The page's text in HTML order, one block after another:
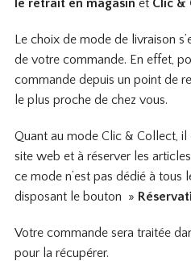
le retrait en magasin et Clic &
Le choix de mode de livraison
de votre commande. En effet,
commande depuis un point de
le plus proche de chez vous.
Quant au mode Clic & Collect, il
site web et à réserver les
ce mode n’est pas dédié à tous
disposant le bouton »
Votre commande sera traitée
pour la récupérer.